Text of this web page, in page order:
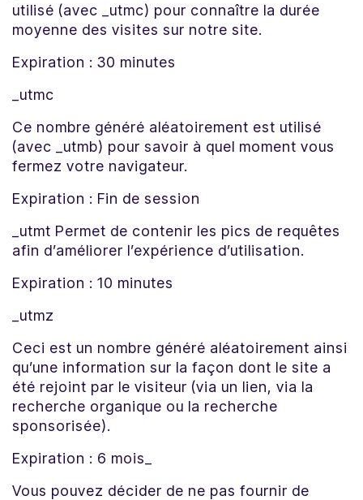
utilisé (avec _utmc) pour connaître la durée
moyenne des visites sur notre site.
Expiration : 30 minutes
_utmc
Ce nombre généré aléatoirement est utilisé
(avec _utmb) pour savoir à quel moment vous
fermez votre navigateur.
Expiration : Fin de session
_utmt Permet de contenir les pics de requêtes
afin d’améliorer l’expérience d’utilisation.
Expiration : 10 minutes
_utmz
Ceci est un nombre généré aléatoirement ainsi
qu’une information sur la façon dont le site a
été rejoint par le visiteur (via un lien, via la
recherche organique ou la recherche
sponsorisée).
Expiration : 6 mois_
Vous pouvez décider de ne pas fournir de